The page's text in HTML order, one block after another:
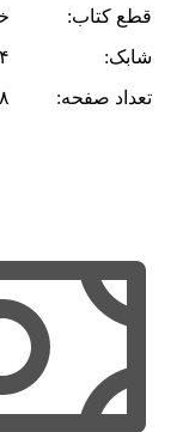
قطع کتاب:
شابک:
تعداد صفحه: